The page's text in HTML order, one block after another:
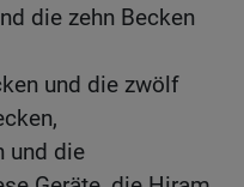
die zehn Becken
und die zwölf
und die